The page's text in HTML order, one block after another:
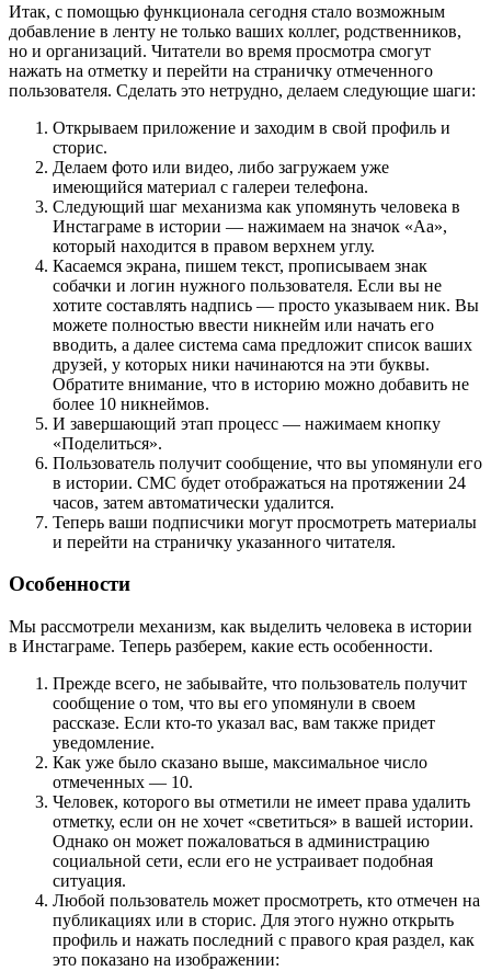
Итак, с помощью функционала сегодня стало возможным
добавление в ленту не только ваших коллег, родственников,
но и организаций. Читатели во время просмотра смогут
нажать на отметку и перейти на страничку отмеченного
пользователя. Сделать это нетрудно, делаем следующие шаги:
Открываем приложение и заходим в свой профиль и
сторис.
Делаем фото или видео, либо загружаем уже
имеющийся материал с галереи телефона.
Следующий шаг механизма как упомянуть человека в
Инстаграме в истории — нажимаем на значок «Аа»,
который находится в правом верхнем углу.
Касаемся экрана, пишем текст, прописываем знак
собачки и логин нужного пользователя. Если вы не
хотите составлять надпись — просто указываем ник. Вы
можете полностью ввести никнейм или начать его
вводить, а далее система сама предложит список ваших
друзей, у которых ники начинаются на эти буквы.
Обратите внимание, что в историю можно добавить не
более 10 никнеймов.
И завершающий этап процесс — нажимаем кнопку
«Поделиться».
Пользователь получит сообщение, что вы упомянули его
в истории. СМС будет отображаться на протяжении 24
часов, затем автоматически удалится.
Теперь ваши подписчики могут просмотреть материалы
и перейти на страничку указанного читателя.
Особенности
Мы рассмотрели механизм, как выделить человека в истории
в Инстаграме. Теперь разберем, какие есть особенности.
Прежде всего, не забывайте, что пользователь получит
сообщение о том, что вы его упомянули в своем
рассказе. Если кто-то указал вас, вам также придет
уведомление.
Как уже было сказано выше, максимальное число
отмеченных — 10.
Человек, которого вы отметили не имеет права удалить
отметку, если он не хочет «светиться» в вашей истории.
Однако он может пожаловаться в администрацию
социальной сети, если его не устраивает подобная
ситуация.
Любой пользователь может просмотреть, кто отмечен на
публикациях или в сторис. Для этого нужно открыть
профиль и нажать последний с правого края раздел, как
это показано на изображении: